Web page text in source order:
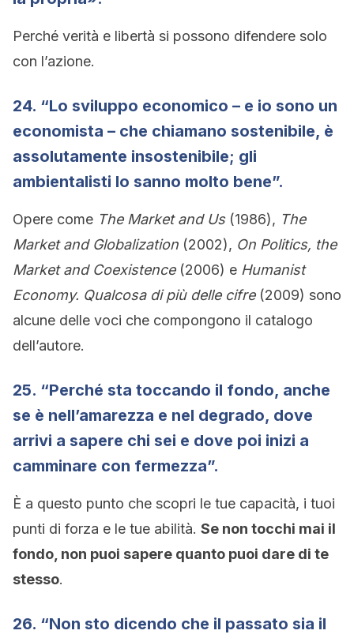
Perché verità e libertà si possono difendere solo
con l’azione.
24. “Lo sviluppo economico – e io sono un
economista – che chiamano sostenibile, è
assolutamente insostenibile; gli
ambientalisti lo sanno molto bene”.
Opere come The Market and Us(1986), The
Market and Globalization (2002), On Politics, the
Market and Coexistence(2006) e Humanist
Economy. Qualcosa di più delle cifre(2009) sono
alcune delle voci che compongono il catalogo
dell’autore.
25. “Perché sta toccando il fondo, anche
se è nell’amarezza e nel degrado, dove
arrivi a sapere chi sei e dove poi inizi a
camminare con fermezza”.
È a questo punto che scopri le tue capacità, i tuoi
punti di forza e le tue abilità. Se non tocchi mai il
fondo, non puoi sapere quanto puoi dare di te
stesso.
26. “Non sto dicendo che il passato sia il